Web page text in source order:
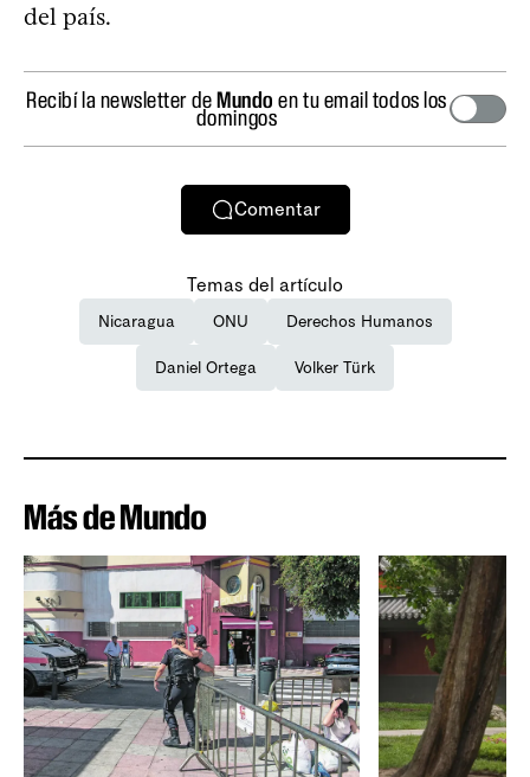
del país.
Recibí la newsletter deMundo en tu email todos los
domingos
Comentar
Temas del artículo
Nicaragua ONU Derechos Humanos
Daniel Ortega Volker Türk
Más de Mundo